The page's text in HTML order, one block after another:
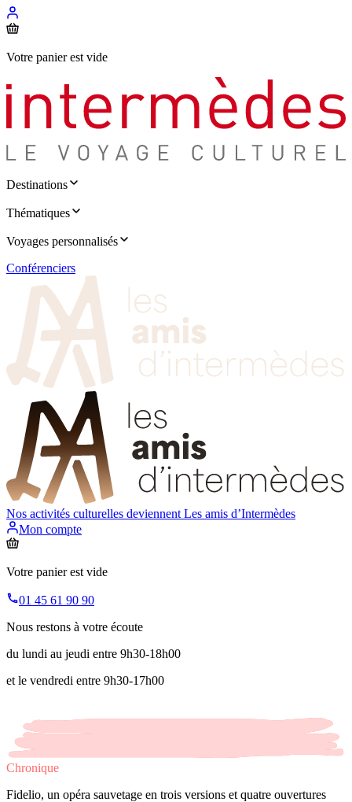
Votre panier est vide
Destinations
Thématiques
Voyages personnalisés
Conférenciers
Nos activités culturelles deviennent Les amis d’Intermèdes
Mon compte
Votre panier est vide
01 45 61 90 90
Nous restons à votre écoute
du lundi au jeudi entre 9h30-18h00
et le vendredi entre 9h30-17h00
Chronique
Fidelio, un opéra sauvetage en trois versions et quatre ouvertures